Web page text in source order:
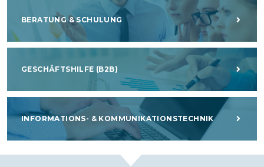
BERATUNG & SCHULUNG
GESCHÄFTSHILFE (B2B)
INFORMATIONS- & KOMMUNIKATIONSTECHNIK